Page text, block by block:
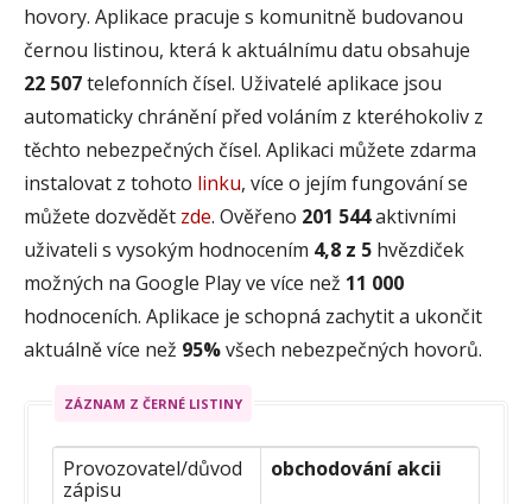
hovory. Aplikace pracuje s komunitně budovanou
černou listinou, která k aktuálnímu datu obsahuje
22 507telefonních čísel. Uživatelé aplikace jsou
automaticky chránění před voláním z kteréhokoliv z
těchto nebezpečných čísel. Aplikaci můžete zdarma
instalovat z tohoto linku, více o jejím fungování se
můžete dozvědět zde. Ověřeno 201 544aktivními
uživateli s vysokým hodnocením 4,8 z 5 hvězdiček
možných na Google Play ve více než 11 000
hodnoceních. Aplikace je schopná zachytit a ukončit
aktuálně více než 95%všech nebezpečných hovorů.
ZÁZNAM Z ČERNÉ LISTINY
Provozovatel/důvod
zápisu
obchodování akcii